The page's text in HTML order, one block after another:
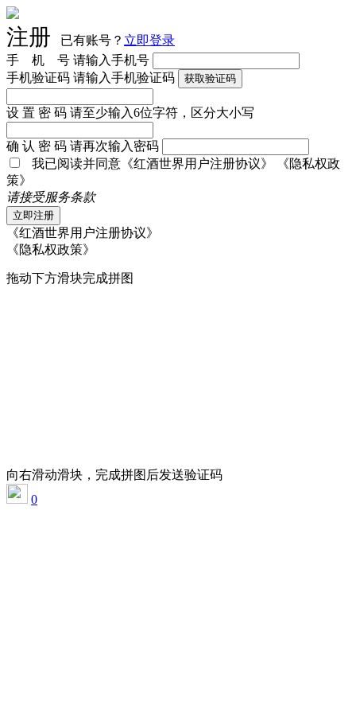
注册 已有账号？ 立即登录
手 机 号 请输入手机号
手机验证码 请输入手机验证码 获取验证码
设 置 密 码 请至少输入6位字符，区分大小写
确 认 密 码 请再次输入密码
我已阅读并同意 《红酒世界用户注册协议》
《隐私权政
策》
请接受服务条款
立即注册
《红酒世界用户注册协议》
《隐私权政策》
拖动下方滑块完成拼图
向右滑动滑块，完成拼图后发送验证码
0